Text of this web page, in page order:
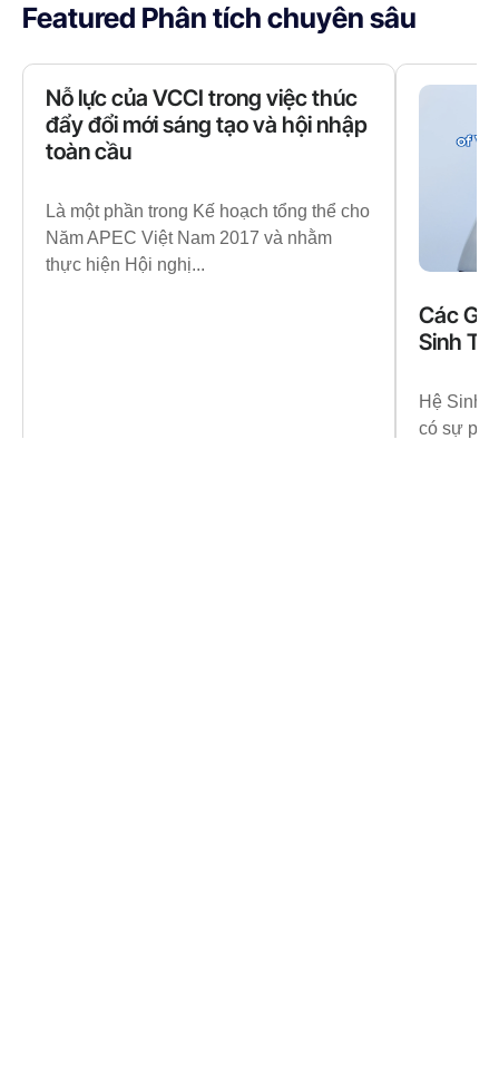
Featured Phân tích chuyên sâu
Nỗ lực của VCCI trong việc thúc
đẩy đổi mới sáng tạo và hội nhập
toàn cầu
Là một phần trong Kế hoạch tổng thể cho
Năm APEC Việt Nam 2017 và nhằm
thực hiện Hội nghị...
Các
Sinh
Hệ Sinh
có sự